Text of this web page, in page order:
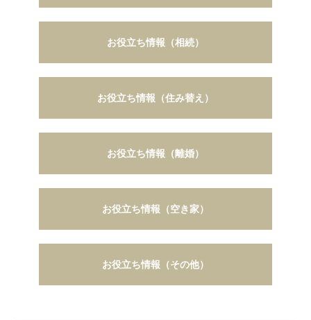
お役立ち情報（相続）
お役立ち情報（住み替え）
お役立ち情報（離婚）
お役立ち情報（空き家）
お役立ち情報（その他）